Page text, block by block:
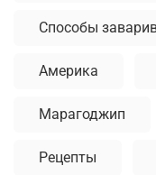
Способы
Америка
Марагоджип
Рецепты